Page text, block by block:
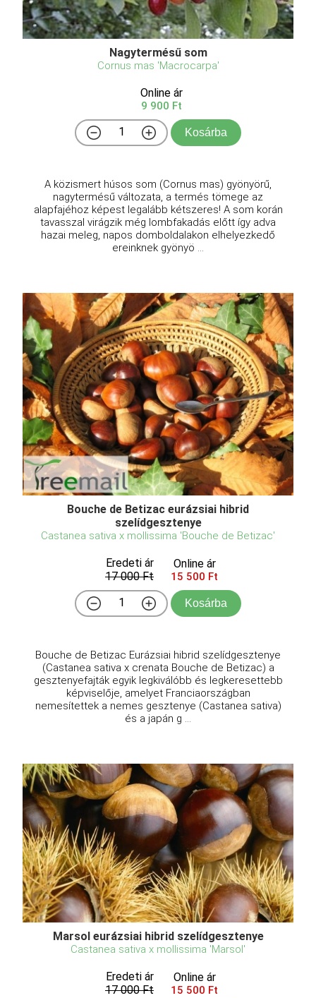
Nagytermésű som
Cornus mas 'Macrocarpa'
Online ár
9 900 Ft
Kosárba
A közismert húsos som (Cornus mas) gyönyörű,
nagytermésű változata, a termés tömege az
alapfajéhoz képest legalább kétszeres! A som korán
tavasszal virágzik még lombfakadás előtt így adva
hazai meleg, napos domboldalakon elhelyezkedő
ereinknek gyönyö ...
Bouche de Betizac eurázsiai hibrid
szelídgesztenye
Castanea sativa x mollissima 'Bouche de Betizac'
Eredeti ár
17 000 Ft
Online ár
15 500 Ft
Kosárba
Bouche de Betizac Eurázsiai hibrid szelídgesztenye
(Castanea sativa x crenata Bouche de Betizac) a
gesztenyefajták egyik legkiválóbb és legkeresettebb
képviselője, amelyet Franciaországban
nemesítettek a nemes gesztenye (Castanea sativa)
és a japán g ...
Marsol eurázsiai hibrid szelídgesztenye
Castanea sativa x mollissima 'Marsol'
Eredeti ár
17 000 Ft
Online ár
15 500 Ft